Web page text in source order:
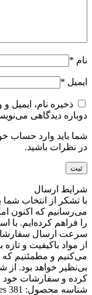
نام *
ایمیل *
ذخیره نام، ایمیل
دوباره دیدگاهی
شما باید وارد حساب
در نظرات باشید.
شرایط ارسال
با تشکر از انتخاب شما
می‌رسانیم که اکنون
را فراهم کرده‌ایم. با
سرعت ارسال
از مواد باکیفیت و
می‌کنیم و مطمئنیم
بی‌نظیر خواهد بود. از
کرده و سفارشات خود
شناسه محصول: 381